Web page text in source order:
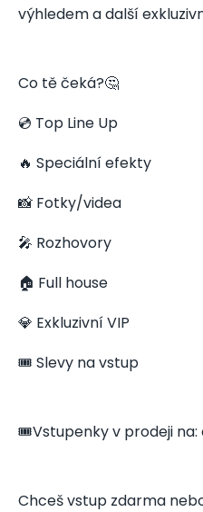
výhledem a další
Co tě čeká?🤔
💿 Top Line Up
🔥 Speciální efekty
📸 Fotky/videa
🎤 Rozhovory
🏠 Full house
💎 Exkluzivní VIP
🎟️ Slevy na vstup
🎟️Vstupenky v prodeji na:
Chceš vstup zdarma